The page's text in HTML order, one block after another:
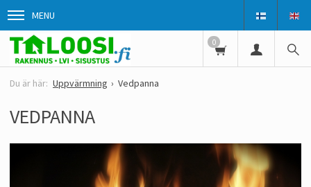
MENU
0
Uppvärmning Vedpanna
VEDPANNA